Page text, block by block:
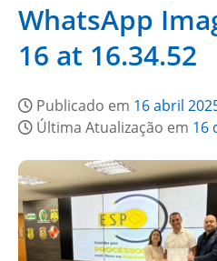
WhatsApp
16 at 16.34.52
Publicado em 16 abril
Última Atualização em 16